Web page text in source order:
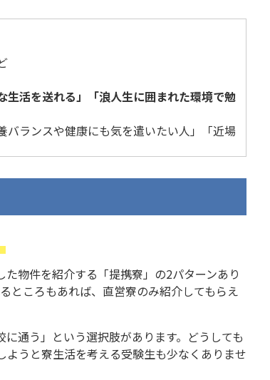
生活を送れる」「浪人生に囲まれた環境で勉
バランスや健康にも気を遣いたい人」「近場
物件を紹介する「提携寮」の2パターンあり
ところもあれば、直営寮のみ紹介してもらえ
通う」という選択肢があります。どうしても
うと寮生活を考える受験生も少なくありませ